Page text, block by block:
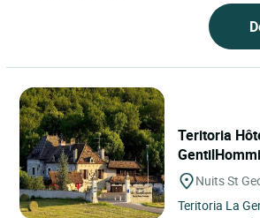
Teritoria
Nuits St
Teritoria La